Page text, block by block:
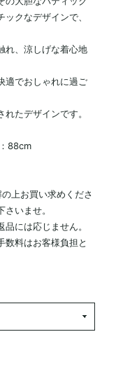
クなデザインで、
れ、涼しげな着心地
適でおしゃれに過ご
たデザインです。
88cm
上お買い求めくださ
いませ。
には応じません。
数料はお客様負担と